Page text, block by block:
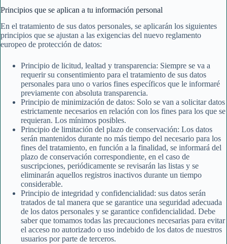
Principios que se aplican a tu información personal
En el tratamiento de sus datos personales, se aplicarán los siguientes
principios que se ajustan a las exigencias del nuevo reglamento
europeo de protección de datos:
Principio de licitud, lealtad y transparencia: Siempre se va a
requerir su consentimiento para el tratamiento de sus datos
personales para uno o varios fines específicos que le informaré
previamente con absoluta transparencia.
Principio de minimización de datos: Solo se van a solicitar datos
estrictamente necesarios en relación con los fines para los que se
requieran. Los mínimos posibles.
Principio de limitación del plazo de conservación: Los datos
serán mantenidos durante no más tiempo del necesario para los
fines del tratamiento, en función a la finalidad, se informará del
plazo de conservación correspondiente, en el caso de
suscripciones, periódicamente se revisarán las listas y se
eliminarán aquellos registros inactivos durante un tiempo
considerable.
Principio de integridad y confidencialidad: sus datos serán
tratados de tal manera que se garantice una seguridad adecuada
de los datos personales y se garantice confidencialidad. Debe
saber que tomamos todas las precauciones necesarias para evitar
el acceso no autorizado o uso indebido de los datos de nuestros
usuarios por parte de terceros.